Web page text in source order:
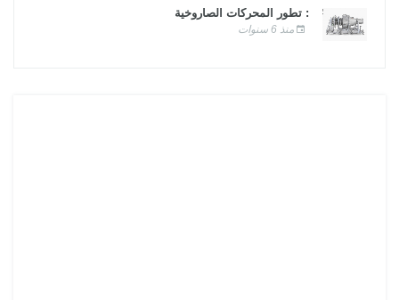
: تطور المحركات الصاروخية
منذ 6 سنوات